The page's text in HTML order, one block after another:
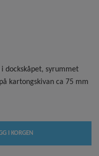
dockskåpet, syrummet
kartongskivan ca 75 mm
I KORGEN